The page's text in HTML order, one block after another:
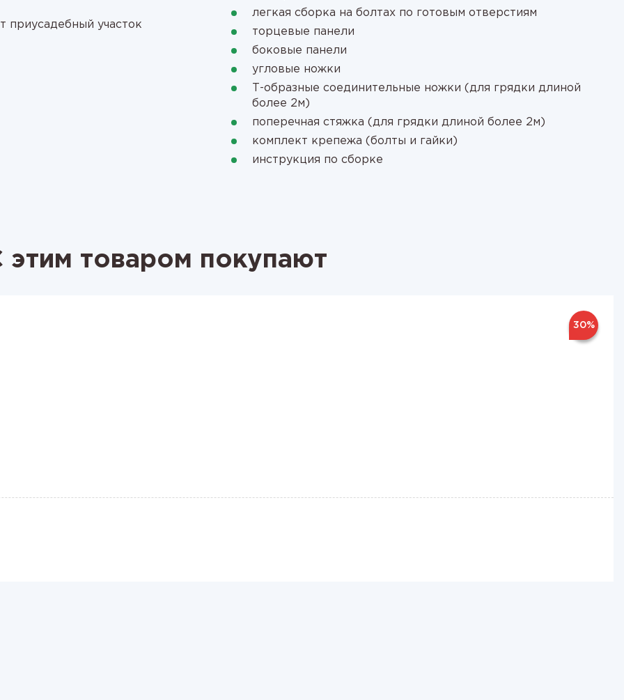
приусадебный участок
легкая сборка на болтах по готовым отверстиям
торцевые панели
боковые панели
угловые ножки
Т-образные соединительные ножки (для грядки длиной
более 2м)
поперечная стяжка (для грядки длиной более 2м)
комплект крепежа (болты и гайки)
инструкция по сборке
этим товаром покупают
30%